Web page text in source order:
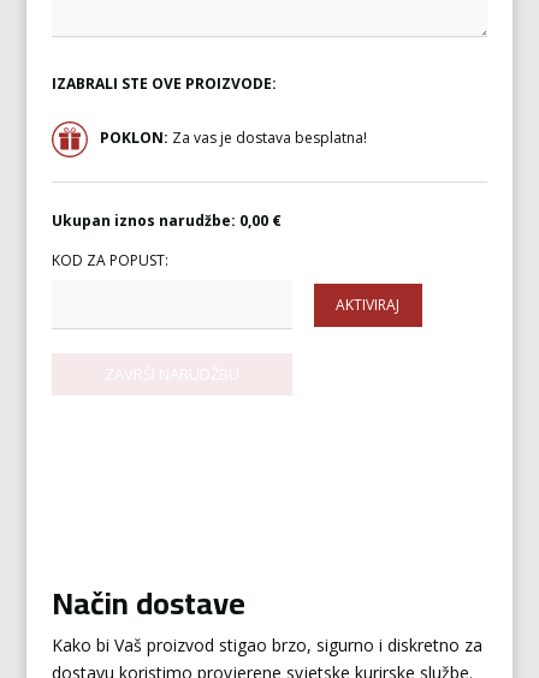
IZABRALI STE OVE PROIZVODE:
POKLON: Za vas je dostava besplatna!
Ukupan iznos narudžbe: 0,00 €
KOD ZA POPUST:
AKTIVIRAJ
Način dostave
Kako bi Vaš proizvod stigao brzo, sigurno i diskretno za
dostavu koristimo provjerene svjetske kurirske službe.